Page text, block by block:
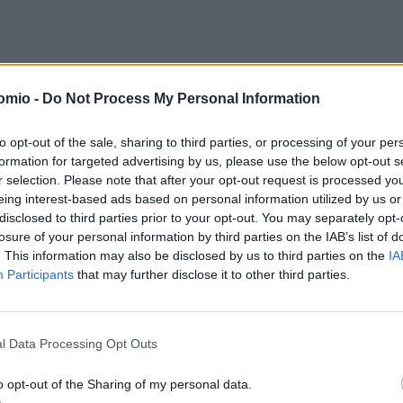
- Do Not Process My Personal Information
opt-out of the sale, sharing to third parties, or processing of your
for targeted advertising by us, please use the below opt-out
selection. Please note that after your opt-out request is processed
interest-based ads based on personal information utilized by us
to third parties prior to your opt-out. You may separately
of your personal information by third parties on the IAB’s list of
This information may also be disclosed by us to third parties on the
Participants that may further disclose it to other third parties.
Data Processing Opt Outs
opt-out of the Sharing of my personal data.
δικλίδες ασφαλείας ώστε να προστατεύονται τα
η χρήση της ως μέσου πολιτικής ή οικονομικής πίεσης
συμβιβασμού, συμφωνήθηκε κατ’ αρχήνένας μηχανισμός
δασμούς σε αμερικανικά βιομηχανικά προϊόντα
που να προκαλούν στρέβλωση στην ευρωπαϊκή αγορά.
ρήτρας παραμένουν υπό διαπραγμάτευση.